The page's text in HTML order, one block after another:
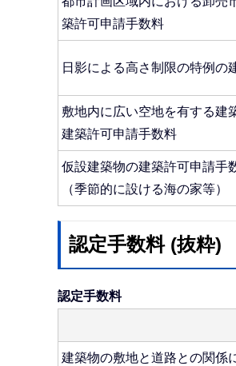
築許可申請手数料
日影による高さ制限の特例の
敷地内に広い空地を有する建
建築許可申請手数料
仮設建築物の建築許可申請手
（季節的に設ける海の家等）
認定手数料 (抜粋)
認定手数料
建築物の敷地と道路との関係